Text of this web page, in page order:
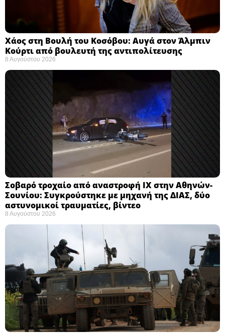
Χάος στη Βουλή του Κοσόβου: Αυγά στον Άλμπιν
Κούρτι από βουλευτή της αντιπολίτευσης
8 Αυγούστου 2026
Σοβαρό τροχαίο από αναστροφή ΙΧ στην Αθηνών-
Σουνίου: Συγκρούστηκε με μηχανή της ΔΙΑΣ, δύο
αστυνομικοί τραυματίες, βίντεο
8 Αυγούστου 2026